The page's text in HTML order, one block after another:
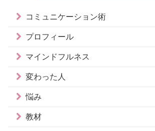
コミュニケーション術
プロフィール
マインドフルネス
変わった人
悩み
教材